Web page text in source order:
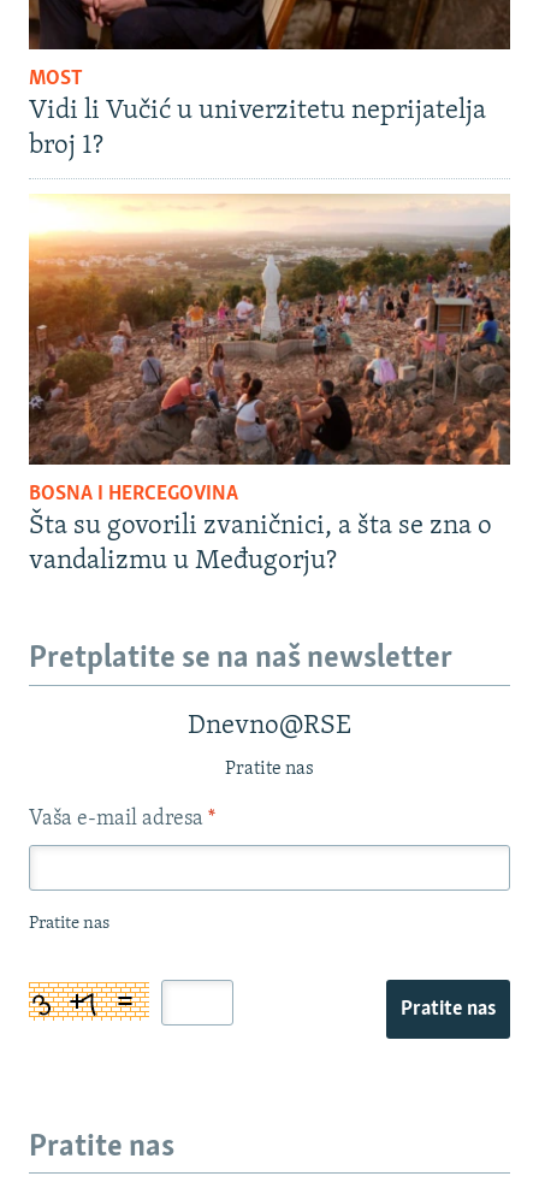
MOST
Vidi li Vučić u univerzitetu neprijatelja
broj 1?
BOSNA I HERCEGOVINA
Šta su govorili zvaničnici, a šta se zna o
vandalizmu u Međugorju?
Pretplatite se na naš newsletter
Dnevno@RSE
Pratite nas
Vaša e-mail adresa *
Pratite nas
Pratite nas
Pratite nas